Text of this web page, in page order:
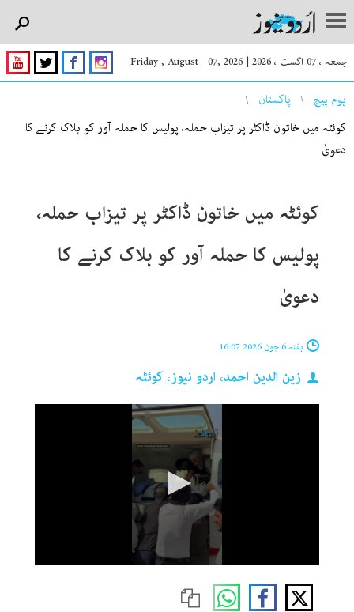
جمعہ ، 07 اگست ، 2026 |
Friday , August 07, 2026
You are here
ہوم پیچ
پاکستان
کوئٹہ میں خاتون ڈاکٹر پر تیزاب حملہ، پولیس کا حملہ آور کو ہلاک کرنے کا
دعویٰ
کوئٹہ میں خاتون ڈاکٹر پر تیزاب حملہ،
پولیس کا حملہ آور کو ہلاک کرنے کا
دعویٰ
ہفتہ 6 جون 2026 16:07
زین الدین احمد، اردو نیوز، کوئٹہ